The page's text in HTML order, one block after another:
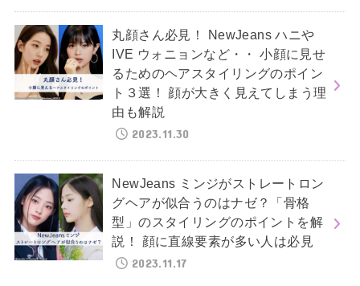
丸顔さん必見！ NewJeans ハニや
IVE ウォニョンなど・・ 小顔に見せ
るためのヘアスタイリングのポイン
ト３選！ 顔が大きく見えてしまう理
由も解説
2023.11.30
NewJeans ミンジがストレートロン
グヘアが似合うのはナゼ？「骨格
型」のスタイリングのポイントを解
説！ 顔に直線要素が多い人は必見
2023.11.17